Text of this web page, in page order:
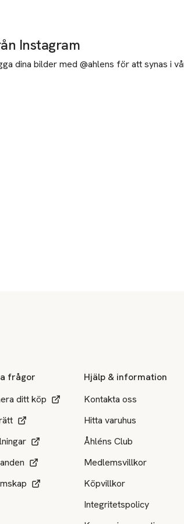
Instagram
dina bilder med @ahlens för att synas i
frågor
ditt köp
Hjälp & information
Kontakta oss
Hitta varuhus
Åhléns Club
Medlemsvillkor
Köpvillkor
Integritetspolicy